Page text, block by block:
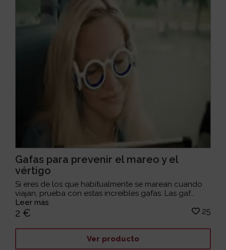
Gafas para prevenir el mareo y el
vértigo
Si eres de los que habitualmente se marean cuando
viajan, prueba con estas increíbles gafas. Las gaf...
Leer más
2 € 25
Ver producto